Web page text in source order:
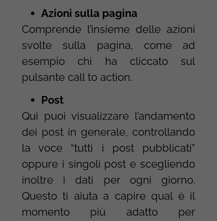
Azioni sulla pagina
Comprende l’insieme delle azioni
svolte sulla pagina, come ad
esempio chi ha cliccato sul
pulsante call to action.
Post
Qui puoi visualizzare l’andamento
dei post in generale, controllando
la voce “tutti i post pubblicati”
oppure i singoli post e scegliendo
inoltre i dati per ogni giorno.
Questo ti aiuta a capire qual è il
momento più adatto per